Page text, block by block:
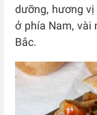
dưỡng, hương
ở phía Nam, vài
Bắc.